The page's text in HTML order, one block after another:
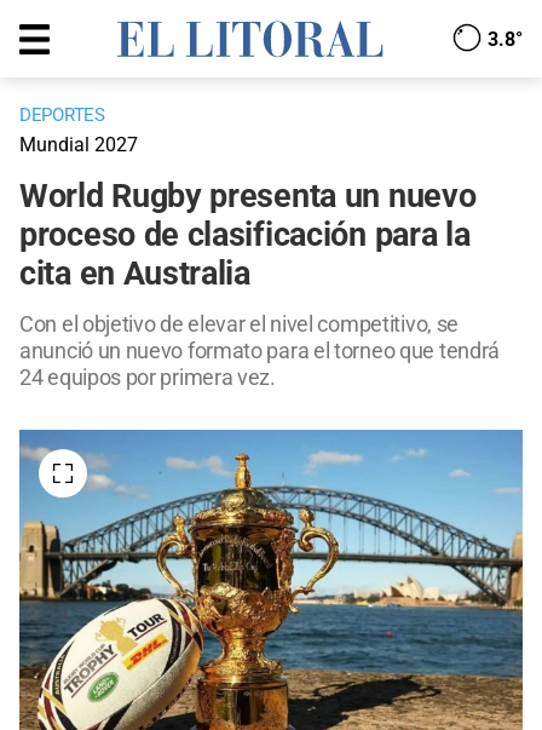
3.8°
DEPORTES
Mundial 2027
World Rugby presenta un nuevo
proceso de clasificación para la
cita en Australia
Con el objetivo de elevar el nivel competitivo, se
anunció un nuevo formato para el torneo que tendrá
24 equipos por primera vez.